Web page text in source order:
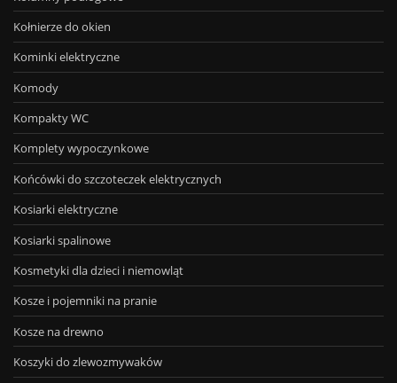
Kołnierze do okien
Kominki elektryczne
Komody
Kompakty WC
Komplety wypoczynkowe
Końcówki do szczoteczek elektrycznych
Kosiarki elektryczne
Kosiarki spalinowe
Kosmetyki dla dzieci i niemowląt
Kosze i pojemniki na pranie
Kosze na drewno
Koszyki do zlewozmywaków